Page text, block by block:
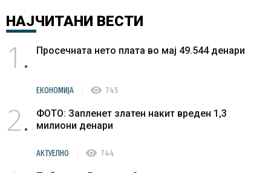
НАЈЧИТАНИ ВЕСТИ
1 Просечната нето плата во мај 49.544 денари
ЕКОНОМИЈА visibility 745
2
ФОТО: Запленет златен накит вреден 1,3
милиони денари
АКТУЕЛНО visibility 744